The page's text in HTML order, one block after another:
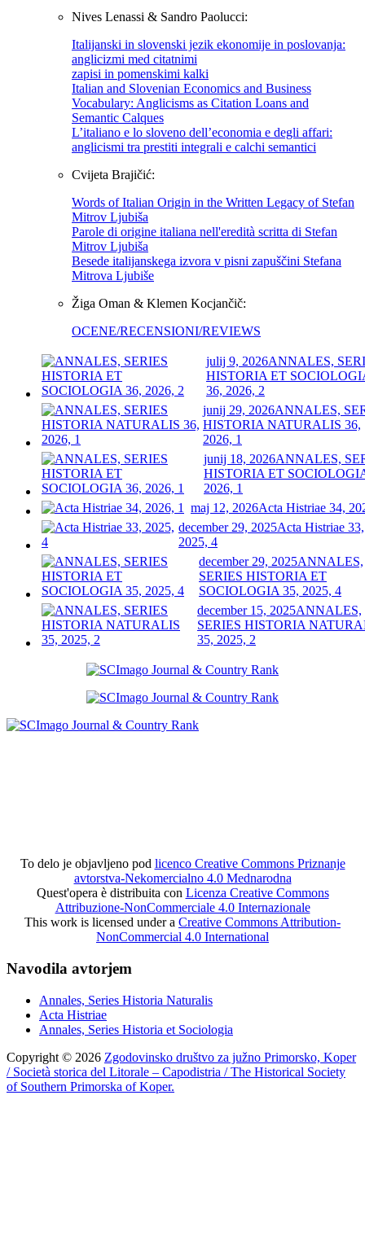
Nives Lenassi & Sandro Paolucci:
Italijanski in slovenski jezik ekonomije in poslovanja:
anglicizmi med citatnimi
zapisi in pomenskimi kalki
Italian and Slovenian Economics and Business
Vocabulary: Anglicisms as Citation Loans and
Semantic Calques
L’italiano e lo sloveno dell’economia e degli affari:
anglicismi tra prestiti integrali e calchi semantici
Cvijeta Brajičić:
Words of Italian Origin in the Written Legacy of Stefan
Mitrov Ljubiša
Parole di origine italiana nell'eredità scritta di Stefan
Mitrov Ljubiša
Besede italijanskega izvora v pisni zapuščini Stefana
Mitrova Ljubiše
Žiga Oman & Klemen Kocjančič:
OCENE/RECENSIONI/REVIEWS
julij 9, 2026ANNALES,
HISTORIA ET
36, 2026, 2
junij 29, 2026ANNALES,
HISTORIA NATURALIS 36,
2026, 1
junij 18, 2026ANNALES,
HISTORIA ET
2026, 1
maj 12, 2026Acta Histriae 34,
december 29, 2025Acta Histriae 33,
2025, 4
december 29, 2025ANNALES,
SERIES HISTORIA ET
SOCIOLOGIA 35, 2025, 4
december 15, 2025ANNALES,
SERIES HISTORIA
35, 2025, 2
To delo je objavljeno pod licenco Creative Commons Priznanje
avtorstva-Nekomercialno 4.0 Mednarodna
Quest'opera è distribuita con Licenza Creative Commons
Attribuzione-NonCommerciale 4.0 Internazionale
This work is licensed under a Creative Commons Attribution-
NonCommercial 4.0 International
Navodila avtorjem
Annales, Series Historia Naturalis
Acta Histriae
Annales, Series Historia et Sociologia
Copyright © 2026 Zgodovinsko društvo za južno Primorsko, Koper
/ Società storica del Litorale – Capodistria / The Historical Society
of Southern Primorska of Koper.